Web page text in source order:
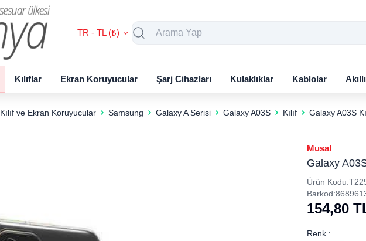
TR - TL (₺)
Kılıflar Ekran Koruyucular Şarj Cihazları Kulaklıklar Kablolar
Kılıf ve Ekran Koruyucular Samsung Galaxy A Serisi Galaxy A03S Kılıf Galaxy A03S
Musal
Galaxy
Ürün Kodu:
Barkod:
154,80
Renk :